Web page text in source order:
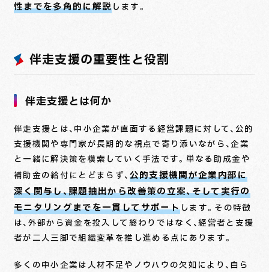
性までを多角的に解説します。
伴走支援の重要性と役割
伴走支援とは何か
伴走支援とは、中小企業が直面する経営課題に対して、公的
支援機関や専門家が長期的な視点で寄り添いながら、企業
と一緒に解決策を模索していく手法です。単なる助成金や
補助金の給付にとどまらず、 公的支援機関が企業内部に
深く関与し、課題抽出から改善策の立案、そして実行の
モニタリングまでを一貫してサポートします。その特徴
は、外部から資金を投入して終わりではなく、経営者と支援
者が二人三脚で組織変革を推し進める点にあります。
多くの中小企業は人材不足やノウハウの欠如により、自ら